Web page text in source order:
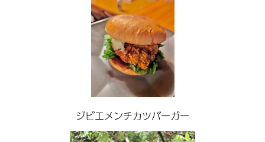
ジビエメンチカツバーガー